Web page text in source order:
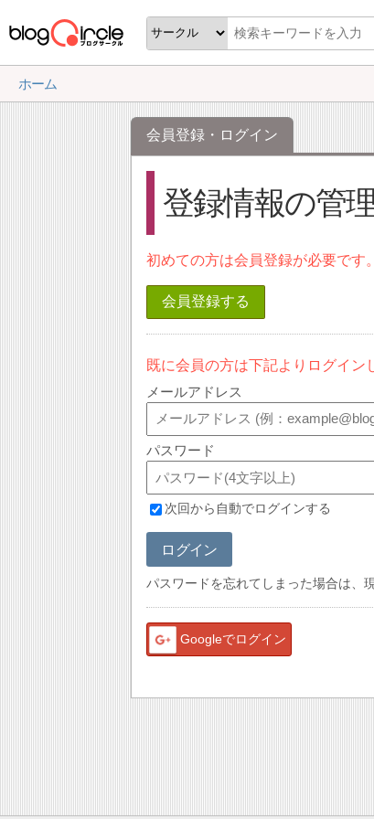
ホーム
会員登録・ログイン
登録情報の管
初めての方は会員登録が必要です
会員登録する
既に会員の方は下記よりログイン
メールアドレス
パスワード
次回から自動でログインする
ログイン
パスワードを忘れてしまった場合は、
Googleでログイン